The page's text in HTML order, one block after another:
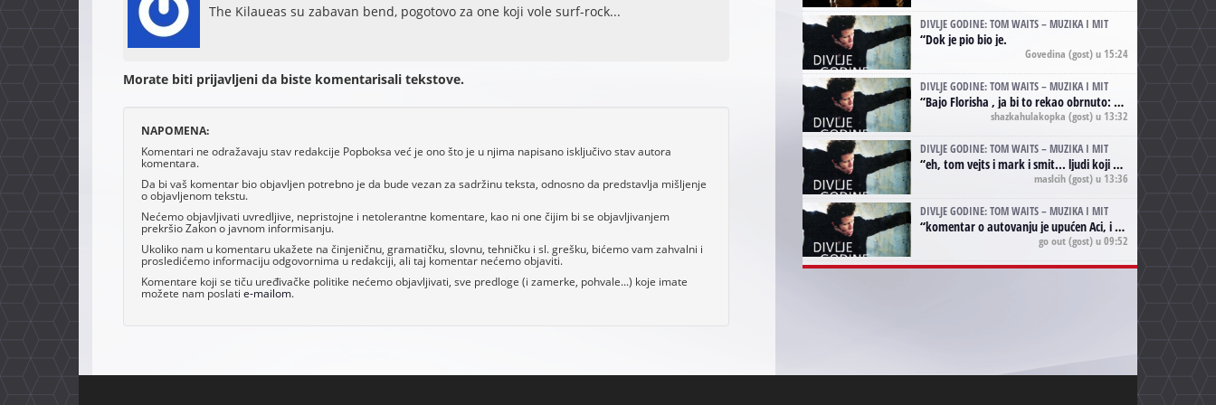
The Kilaueas su zabavan bend, pogotovo za one koji vole surf-rock...
Morate biti prijavljeni da biste komentarisali tekstove.
NAPOMENA:
Komentari ne odražavaju stav redakcije Popboksa već je ono što je u njima napisano isključivo stav autora
komentara.
Da bi vaš komentar bio objavljen potrebno je da bude vezan za sadržinu teksta, odnosno da predstavlja mišljenje
o objavljenom tekstu.
Nećemo objavljivati uvredljive, nepristojne i netolerantne komentare, kao ni one čijim bi se objavljivanjem
prekršio Zakon o javnom informisanju.
Ukoliko nam u komentaru ukažete na činjeničnu, gramatičku, slovnu, tehničku i sl. grešku, bićemo vam zahvalni i
prosledićemo informaciju odgovornima u redakciji, ali taj komentar nećemo objaviti.
Komentare koji se tiču uređivačke politike nećemo objavljivati, sve predloge (i zamerke, pohvale...) koje imate
možete nam poslati e-mailom.
DIVLJE GODINE: TOM WAITS – MUZIKA I MIT
“Dok je pio bio je.
Govedina (gost) u 15:24
DIVLJE GODINE: TOM WAITS – MUZIKA I MIT
“Bajo Florisha , ja bi to rekao obrnuto: Beefheart je za Waitsa, isto sto i Hendrix za Lenny Kravitza
shazkahulakopka (gost) u 13:32
DIVLJE GODINE: TOM WAITS – MUZIKA I MIT
“eh, tom vejts i mark i smit... ljudi koji bi muzici više doprineli da su radili kao vozači tramvaja u gsp-u.
maslcih(gost) u 13:36
DIVLJE GODINE: TOM WAITS – MUZIKA I MIT
“komentar o autovanju je upućen Aci, i odnosi se na ono drugo autovanje...'senzualnost Waitsa' ;)
go out(gost) u 09:52